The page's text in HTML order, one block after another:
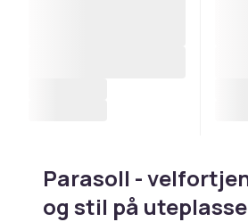
Parasoll -
og stil på